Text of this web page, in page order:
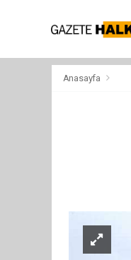
Anasayfa